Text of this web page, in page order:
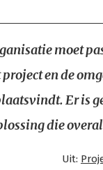
moet
en de
Er is
die
Uit: